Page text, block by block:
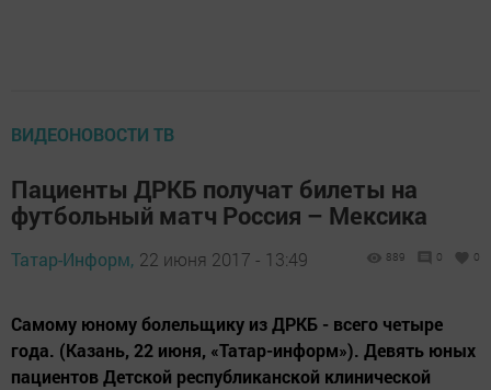
ВИДЕОНОВОСТИ ТВ
Пациенты ДРКБ получат билеты на
футбольный матч Россия – Мексика
Татар-Информ, 22 июня 2017 - 13:49 889 0 0
Самому юному болельщику из ДРКБ - всего четыре
года. (Казань, 22 июня, «Татар-информ»). Девять юных
пациентов Детской республиканской клинической